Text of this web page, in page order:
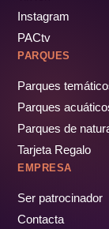
Instagram
PACtv
PARQUES
Parques
Parques
Parques de
Tarjeta Regalo
EMPRESA
Ser patrocinador
Contacta